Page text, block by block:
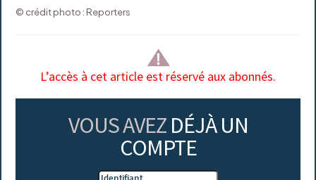
© crédit photo : Reporters
L’accès à cet article est réservé aux abonnés.
VOUS AVEZ DÉJÀ UN
COMPTE